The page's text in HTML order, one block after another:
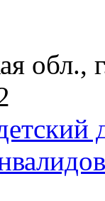
обл.,